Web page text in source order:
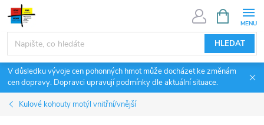
Přejít
obsah
HLEDAT
NÁKUPNÍ
KOŠÍK
V důsledku vývoje cen pohonných hmot může docházet ke změnám
cen dopravy. Dopravci upravují podmínky dle aktuální situace.
Kulové kohouty motýl vnitřní/vnější